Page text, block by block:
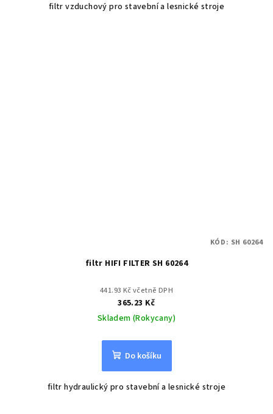
filtr vzduchový pro stavební a lesnické stroje
filtr HIFI FILTER SH 60264
441.93 Kč včetně DPH
365.23 Kč
Skladem (Rokycany)
Do košíku
filtr hydraulický pro stavební a lesnické stroje
KÓD: SH 60264